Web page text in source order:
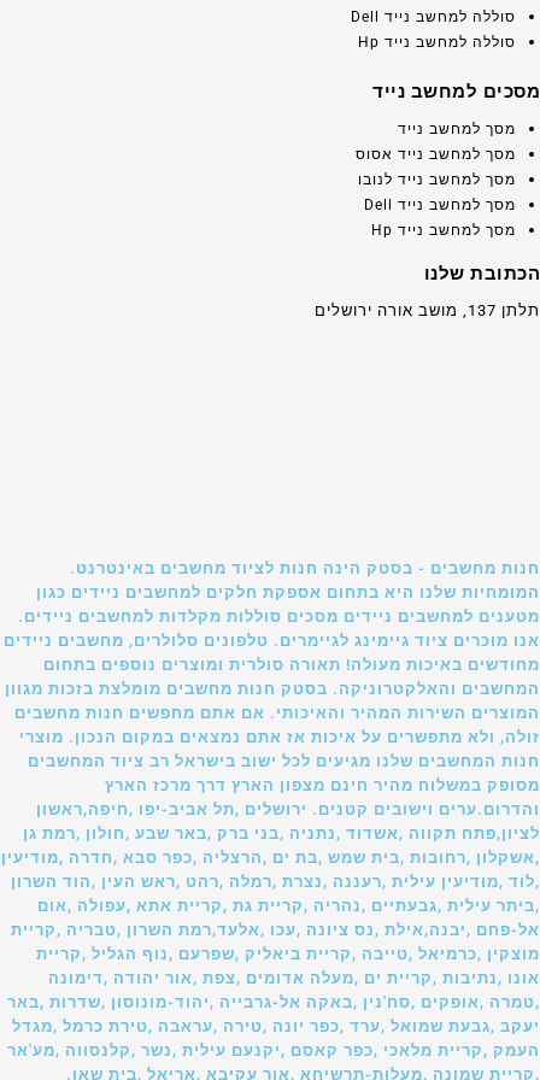
סוללה למחשב נייד Dell
סוללה למחשב נייד Hp
מסכים למחשב נייד
מסך למחשב נייד
מסך למחשב נייד אסוס
מסך למחשב נייד לנובו
מסך למחשב נייד Dell
מסך למחשב נייד Hp
הכתובת שלנו
תלתן 137, מושב אורה ירושלים
חנות מחשבים - בסטק הינה חנות לציוד מחשבים באינטרנט.
המומחיות שלנו היא בתחום אספקת חלקים למחשבים ניידים כגון
מטענים למחשבים ניידים מסכים סוללות מקלדות למחשבים ניידים.
אנו מוכרים ציוד גיימינג לגיימרים. טלפונים סלולרים, מחשבים ניידים
מחודשים באיכות מעולה! תאורה סולרית ומוצרים נוספים בתחום
המחשבים והאלקטרוניקה. בסטק חנות מחשבים מומלצת בזכות מגוון
המוצרים השירות המהיר והאיכותי. אם אתם מחפשים חנות מחשבים
זולה, ולא מתפשרים על איכות אז אתם נמצאים במקום הנכון. מוצרי
חנות המחשבים שלנו מגיעים לכל ישוב בישראל רב ציוד המחשבים
מסופק במשלוח מהיר חינם מצפון הארץ דרך מרכז הארץ
והדרום.ערים וישובים קטנים. ירושלים ,תל אביב-יפו ,חיפה,ראשון
לציון,פתח תקווה ,אשדוד ,נתניה ,בני ברק ,באר שבע ,חולון ,רמת גן
,אשקלון ,רחובות ,בית שמש ,בת ים ,הרצליה ,כפר סבא ,חדרה ,מודיעין
,לוד ,מודיעין עילית ,רעננה ,נצרת ,רמלה ,רהט ,ראש העין ,הוד השרון
,ביתר עילית ,גבעתיים ,נהריה ,קריית גת ,קריית אתא ,עפולה ,אום
אל-פחם ,יבנה,אילת ,נס ציונה ,עכו ,אלעד,רמת השרון ,טבריה ,קריית
מוצקין ,כרמיאל ,טייבה ,קריית ביאליק ,שפרעם ,נוף הגליל ,קריית
אונו ,נתיבות ,קריית ים ,מעלה אדומים ,צפת ,אור יהודה ,דימונה
,טמרה ,אופקים ,סח'נין ,באקה אל-גרבייה ,יהוד-מונוסון ,שדרות ,באר
יעקב ,גבעת שמואל ,ערד ,כפר יונה ,טירה ,עראבה ,טירת כרמל ,מגדל
העמק ,קריית מלאכי ,כפר קאסם ,יקנעם עילית ,נשר ,קלנסווה ,מע'אר
,קריית שמונה ,מעלות-תרשיחא ,אור עקיבא ,אריאל ,בית שאן.